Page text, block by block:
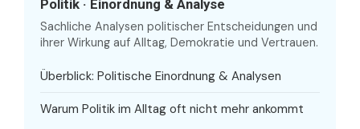
Politik · Einordnung & Analyse
Sachliche Analysen politischer Entscheidungen und
ihrer Wirkung auf Alltag, Demokratie und Vertrauen.
Überblick: Politische Einordnung & Analysen
Warum Politik im Alltag oft nicht mehr ankommt